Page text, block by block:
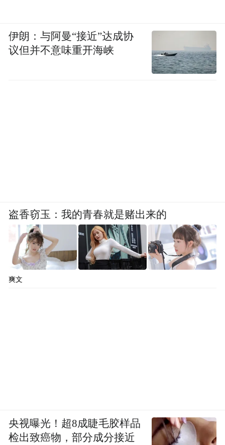
伊朗：与阿曼“接近”达成协
议但并不意味重开海峡
盗香窃玉：我的青春就是赌出来的
爽文
央视曝光！超8成睫毛胶样品
检出致癌物，部分成分接近